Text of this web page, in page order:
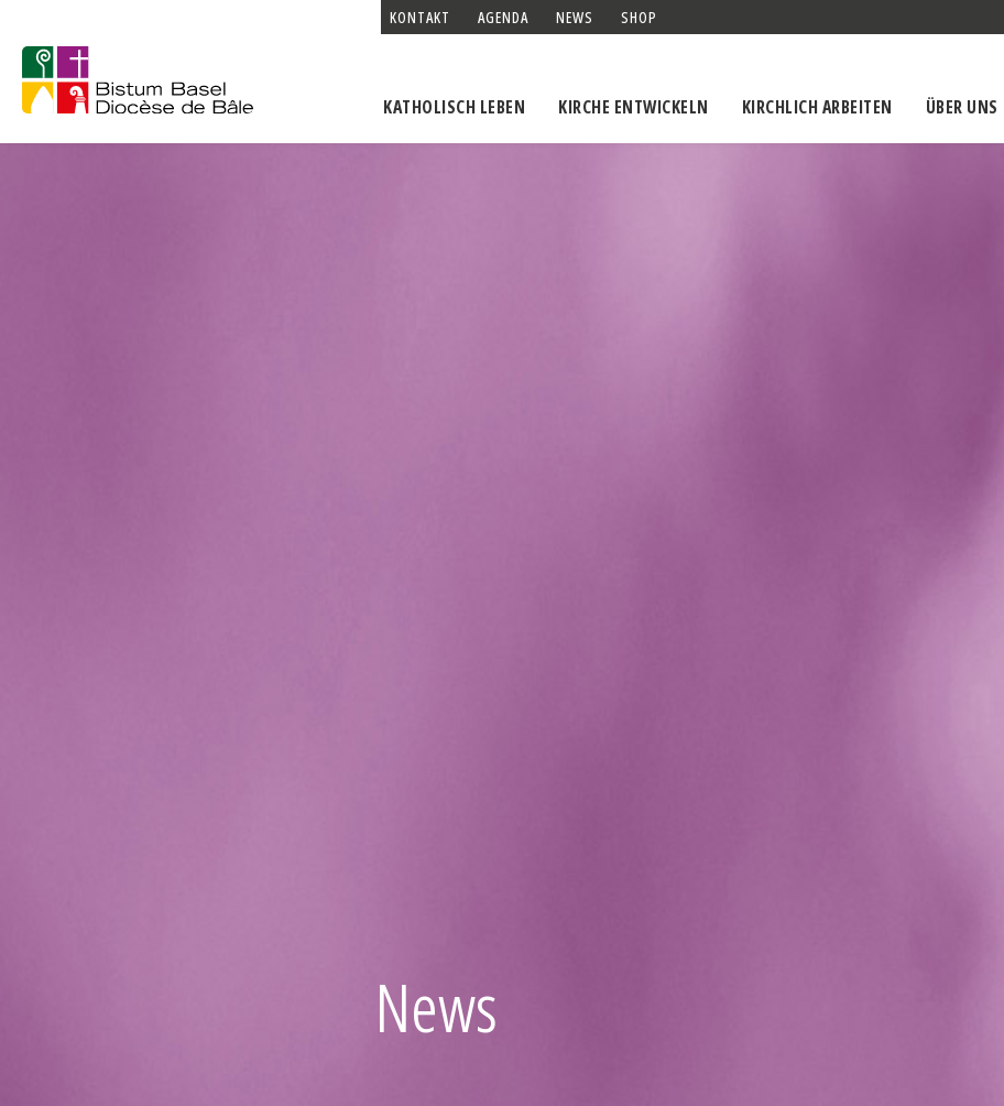
KONTAKT AGENDA NEWS SHOP
KATHOLISCH LEBEN KIRCHE ENTWICKELN KIRCHLICH ARBEITEN ÜBER UNS
News